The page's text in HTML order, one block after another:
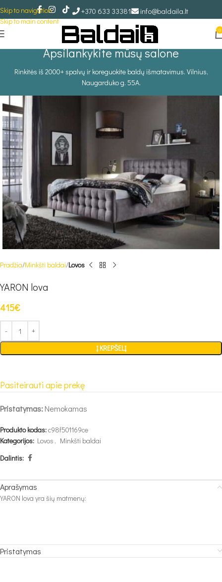
Skip to navigation
Skip to main content
+370 633 33381 info@baldaila.lt
0
Apsilankykite mūsų salone
Rinkitės iš 2000+ spalvų ir koreguokite baldų išmatavimus. Vilnius,
Naugarduko g. 55A.
Pradžia Minkšti baldai Lovos
YARON lova
415€
Į KREPŠELĮ
Pasiteirauti apie prekę
Pristatymas:Nemokamas
Produkto kodas:c98f501169ce
Kategorijos: Lovos , Minkšti baldai
Dalintis:
Aprašymas
YARON lova yra šių matmenų:
Pristatymas